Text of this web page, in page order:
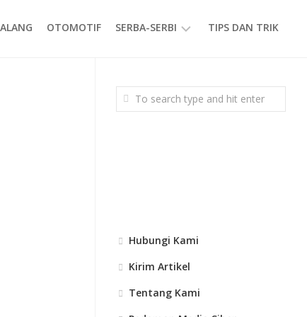
OTOMOTIF SERBA-SERBI
GAYA
HIDUP
TIPS DAN TRIK
Hubungi Kami
Kirim Artikel
Tentang Kami